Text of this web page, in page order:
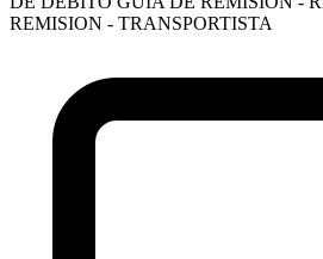
REMISION - TRANSPORTISTA